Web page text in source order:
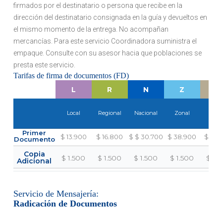
firmados por el destinatario o persona que recibe en la
dirección del destinatario consignada en la guía y devueltos en
el mismo momento de la entrega. No acompañan
mercancías. Para este servicio Coordinadora suministra el
empaque. Consulte con su asesor hacia que poblaciones se
presta este servicio.
Tarifas de firma de documentos (FD)
L R N Z
Local Regional Nacional Zonal
Primer
Documento
$ 13.900 $ 16.800 $ $ 30.700 $ 38.900 $
Copia
Adicional $ 1.500 $ 1.500 $ 1.500 $ 1.500 $
Servicio de Mensajería:
Radicación de Documentos